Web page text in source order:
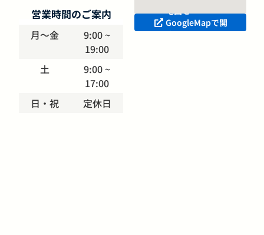
営業時間のご案内
月〜金
9:00 ~
19:00
土
9:00 ~
17:00
日・祝
定休日
地図を
GoogleMapで開
く